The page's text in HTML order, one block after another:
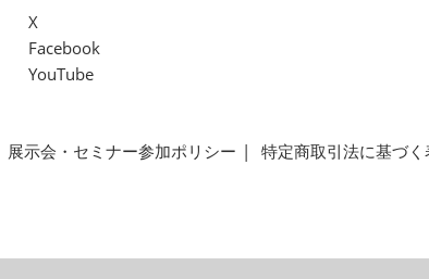
X
Facebook
YouTube
展示会・セミナー参加ポリシー
特定商取引法に基づく